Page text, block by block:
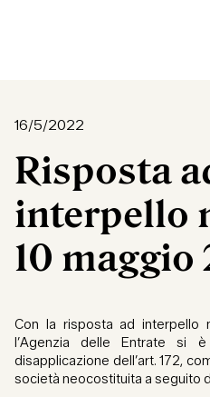
16/5/2022
Risposta
interpello
10 maggio
Con la risposta ad interpello
l’Agenzia delle Entrate si
disapplicazione dell’art. 172,
società neocostituita a seguito